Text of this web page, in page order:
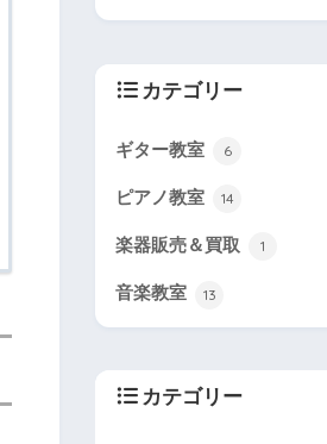
カテゴリー
ギター教室 6
ピアノ教室 14
楽器販売＆買取 1
音楽教室 13
カテゴリー